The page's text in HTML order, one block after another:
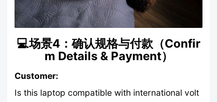
💻场景4：确认规格与付款（Confir
m Details & Payment）
Customer:
Is this laptop compatible with international volt